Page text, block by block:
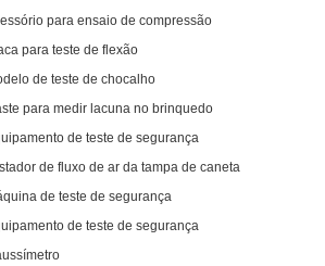
para ensaio de compressão
para teste de flexão
de teste de chocalho
para medir lacuna no brinquedo
de teste de segurança
de fluxo de ar da tampa de caneta
de teste de segurança
de teste de segurança